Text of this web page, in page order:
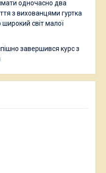
одночасно два
з вихованцями гуртка
світ малої
завершився курс з